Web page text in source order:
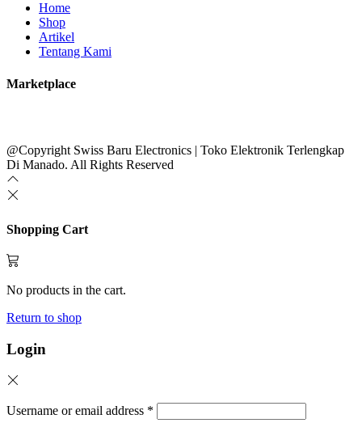
Home
Shop
Artikel
Tentang Kami
Marketplace
@Copyright Swiss Baru Electronics | Toko Elektronik Terlengkap
Di Manado. All Rights Reserved
Shopping Cart
No products in the cart.
Return to shop
Login
Username or email address *